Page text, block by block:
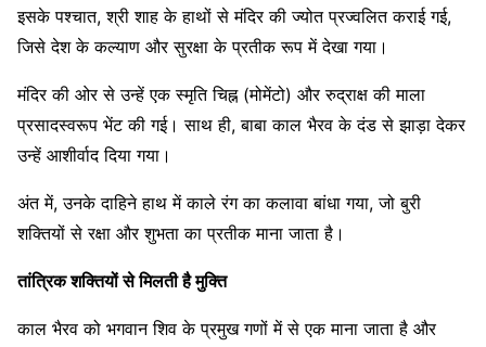
इसके पश्चात, श्री शाह के हाथों से मंदिर की ज्योत प्रज्वलित कराई गई,
जिसे देश के कल्याण और सुरक्षा के प्रतीक रूप में देखा गया।
मंदिर की ओर से उन्हें एक स्मृति चिह्न (मोमेंटो) और रुद्राक्ष की माला
प्रसादस्वरूप भेंट की गई। साथ ही, बाबा काल भैरव के दंड से झाड़ा देकर
उन्हें आशीर्वाद दिया गया।
अंत में, उनके दाहिने हाथ में काले रंग का कलावा बांधा गया, जो बुरी
शक्तियों से रक्षा और शुभता का प्रतीक माना जाता है।
तांत्रिक शक्तियों से मिलती है मुक्ति
काल भैरव को भगवान शिव के प्रमुख गणों में से एक माना जाता है और